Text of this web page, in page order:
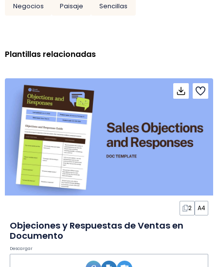
Negocios
Paisaje Sencillas
Plantillas relacionadas
2 A4
Objeciones y Respuestas de Ventas en
Documento
Descargar